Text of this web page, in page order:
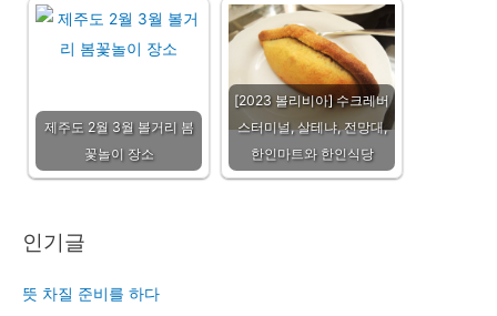
제주도 2월 3월 볼거리 봄
꽃놀이 장소
[2023 볼리비아] 수크레버
스터미널, 살테냐, 전망대,
한인마트와 한인식당
인기글
뜻 차질 준비를 하다